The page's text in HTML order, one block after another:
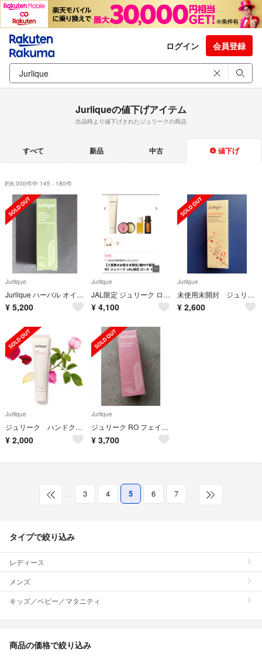
ログイン 会員登録
Jurliqueの値下げアイテム
出品時より値下げされたジュリークの商品
すべて 新品 中古 値下げ
約6,000件中 145 - 180件
Jurlique
Jurlique ハーバル オイルインセラム 30mL
¥ 5,200
Jurlique
JAL限定 ジュリーク ローズトータルケアキット
¥ 4,100
Jurlique
未使用未開封 ジュリーク グレイスフルビューティーファーミングオイル 50ml
¥ 2,600
Jurlique
ジュリーク ハンドクリーム ローズ 新品未使用
¥ 2,000
Jurlique
ジュリーク RO フェイスオイル 30ml
¥ 3,700
… 3 4 5 6 7 …
タイプで絞り込み
レディース
メンズ
キッズ／ベビー／マタニティ
商品の価格で絞り込み